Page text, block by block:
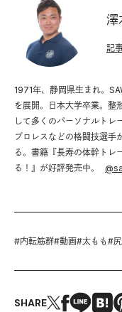
澤
1971年、静岡県生まれ。
を展開。日本大学卒業。整
して多くのパーソナルトレ
プロレスなどの格闘技選手
る。書籍『長寿の体幹トレ
る！』が好評発売中。
@
記
#内転筋群#動画#太もも #尻
SHARE